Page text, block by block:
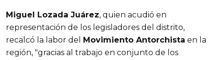
Miguel Lozada Juárez, quien acudió en
representación de los legisladores del distrito,
recalcó la labor del
Movimiento Antorchista en la
región, "gracias al trabajo en conjunto de los